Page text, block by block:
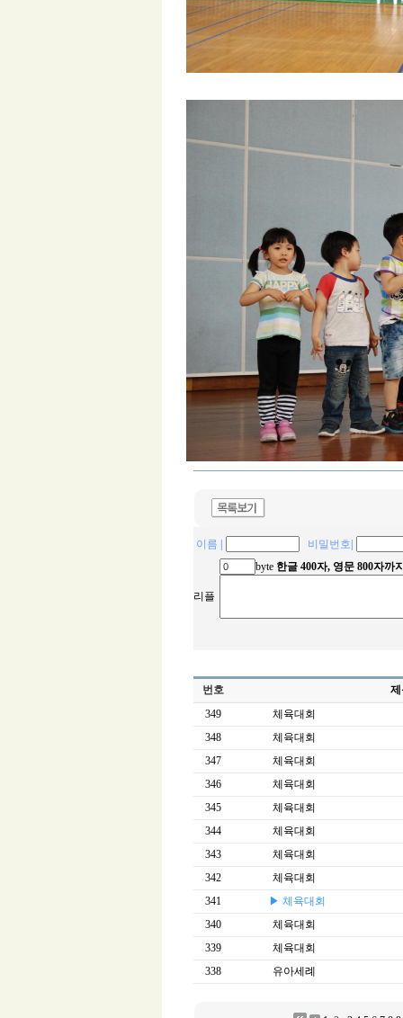
이름 비밀번호
byte 한글 400자, 영문 800자까
리플
번호
349
체육대회
348
체육대회
347
체육대회
346
체육대회
345
체육대회
344
체육대회
343
체육대회
342
체육대회
341
▶ 체육대회
340
체육대회
339
체육대회
338
유아세례